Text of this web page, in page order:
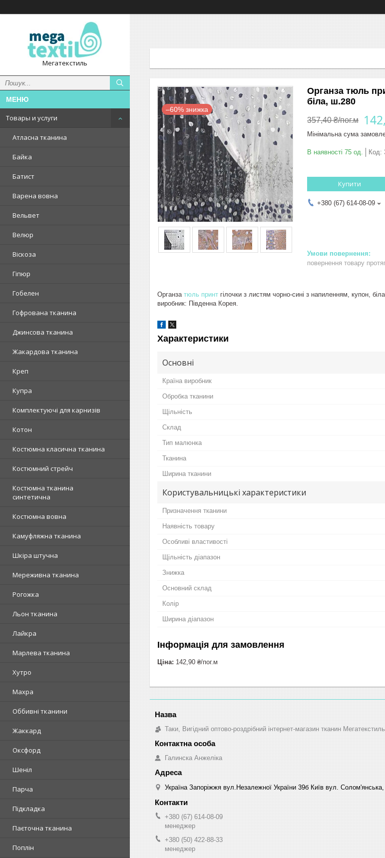
Мегатекстиль
Товары и услуги
Атласна тканина
Байка
Батист
Варена вовна
Вельвет
Велюр
Віскоза
Гіпюр
Гобелен
Гофрована тканина
Джинсова тканина
Жакардова тканина
Креп
Купра
Комплектуючі для карнизів
Котон
Костюмна класична тканина
Костюмний стрейч
Костюмна тканина
синтетична
Костюмна вовна
Камуфляжна тканина
Шкіра штучна
Мереживна тканина
Рогожка
Льон тканина
Лайкра
Марлева тканина
Хутро
Махра
Оббивні тканини
Жаккард
Оксфорд
Шеніл
Парча
Підкладка
Паєточна тканина
Поплін
–60%
Органза тюль
біла, ш.280
357,40 ₴/пог.м
Мінімальна сума
В наявності 75 од. Код:
Купити
+380 (67) 614-08-09
повернення товару
Органза тюль принт гілочки з листям чорно-сині з напиленням, купон,
виробник: Південна Корея.
Характеристики
Основні
Країна виробник
Обробка тканини
Щільність
Склад
Тип малюнка
Тканина
Ширина тканини
Користувальницькі характеристики
Призначення тканини
Наявність товару
Особливі властивості
Щільність діапазон
Знижка
Основний склад
Колір
Ширина діапазон
Інформація для замовлення
Ціна: 142,90 ₴/пог.м
Таки, Вигідний оптово-роздрібний інтернет-магазин тканин Мегатекстиль
Галинска Анжеліка
Україна Запоріжжя вул.Незалежної України 39б Київ вул.
+380 (67) 614-08-09
менеджер
+380 (50) 422-88-33
менеджер